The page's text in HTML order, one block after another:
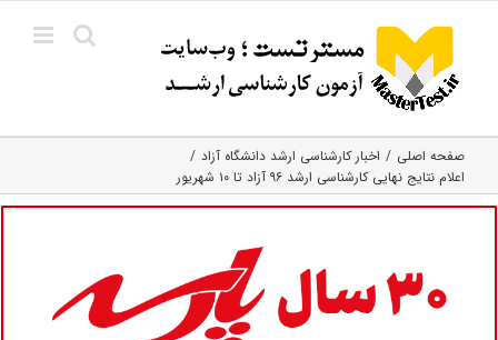
content
صفحه اصلی
اخبار کارشناسی ارشد دانشگاه آزاد
اعلام نتایج نهایی کارشناسی ارشد ۹۶ آزاد تا ۱۰ شهریور